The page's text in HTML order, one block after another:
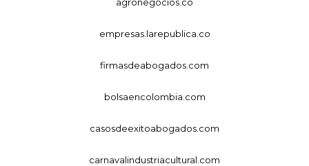
empresas.larepublica.co
firmasdeabogados.com
bolsaencolombia.com
casosdeexitoabogados.com
carnavalindustriacultural.com